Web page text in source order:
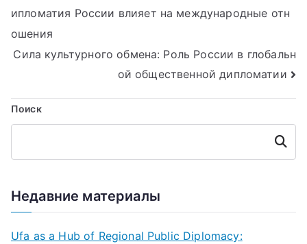
по
записям
ипломатия России влияет на международные отн
ошения
Сила культурного обмена: Роль России в глобальн
ой общественной дипломатии
Поиск
Поиск
Недавние материалы
Ufa as a Hub of Regional Public Diplomacy: